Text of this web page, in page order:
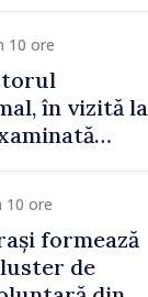
10 ore
în vizită la
un scanner
10 ore
formează
de